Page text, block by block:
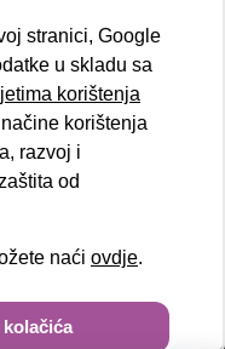
VELEPRODAJA
EasyEdit CMS
stranici, Google
u skladu sa
korištenja
korištenja
razvoj i
od
naći ovdje.
kolačića